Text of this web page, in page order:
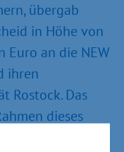
übergab
in Höhe von
Euro an die NEW
ihren
Rostock. Das
dieses